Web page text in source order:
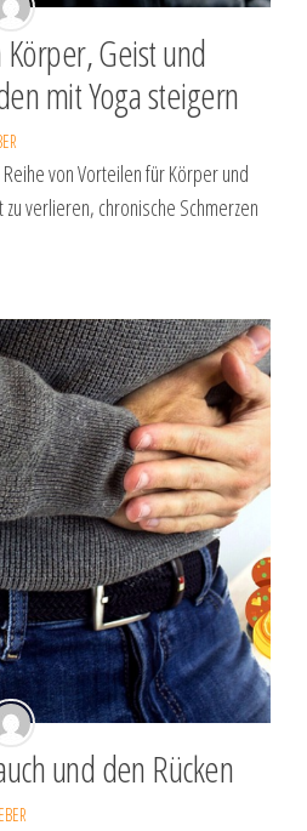
Geist und
mit Yoga steigern
von Vorteilen für Körper und
verlieren, chronische Schmerzen
und den Rücken